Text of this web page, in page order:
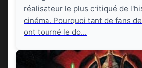
réalisateur le plus critiqué de
cinéma. Pourquoi tant de fans
ont tourné le do...